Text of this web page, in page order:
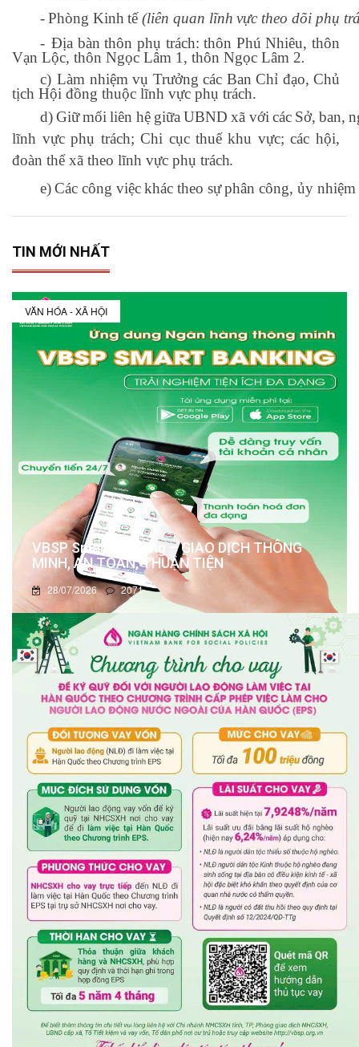
-Phòng Kinh tế (liên quan lĩnh vực theo dõi phụ
- Địa bàn thôn phụ trách: thôn Phú Nhiêu, thôn
Vạn Lộc,thôn Ngọc Lâm 1, thôn Ngọc Lâm 2.
c) Làm nhiệm vụ Trưởng các Ban Chỉ đạo, Chủ
tịch Hội đồng thuộc lĩnh vực phụ trách.
d)Giữ mối liên hệ giữa UBND xã với các Sở, ban,
lĩnh vực phụ trách; Chi cục thuế khu vực; các hội,
đoàn thể xã theo lĩnh vực phụtrách.
e)Các công việc khác theo sự phân công, ủy nhiệm
TIN MỚI NHẤT
VĂN HÓA - XÃ HỘI
VBSP Smart Banking – GIAO DỊCH THÔNG
MINH, AN TOÀN, THUẬN TIỆN
28/07/2026 2071